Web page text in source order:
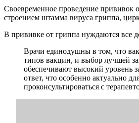
Своевременное проведение прививок
строением штамма вируса гриппа,
В прививке от гриппа нуждаются все
Врачи единодушны в том, что
типов вакцин, и выбор лучшей
обеспечивают высокий уровень
ответ, что особенно актуально
проконсультироваться с